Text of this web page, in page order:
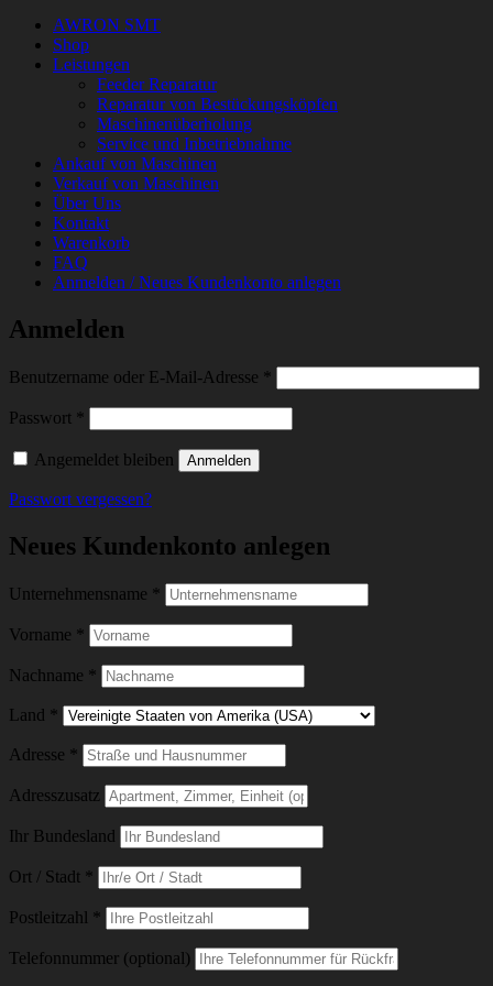
AWRON SMT
Shop
Leistungen
Feeder Reparatur
Reparatur von Bestückungsköpfen
Maschinenüberholung
Service und Inbetriebnahme
Ankauf von Maschinen
Verkauf von Maschinen
Über Uns
Kontakt
Warenkorb
FAQ
Anmelden / Neues Kundenkonto anlegen
Anmelden
Benutzername oder E-Mail-Adresse *
Passwort *
Angemeldet bleiben Anmelden
Passwort vergessen?
Neues Kundenkonto anlegen
Unternehmensname *
Vorname *
Nachname *
Land *
Adresse *
Adresszusatz
Ihr Bundesland
Ort / Stadt *
Postleitzahl *
Telefonnummer (optional)